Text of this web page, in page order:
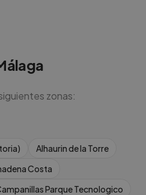
zonas:
Alhaurin de la Torre
Costa
Parque Tecnologico